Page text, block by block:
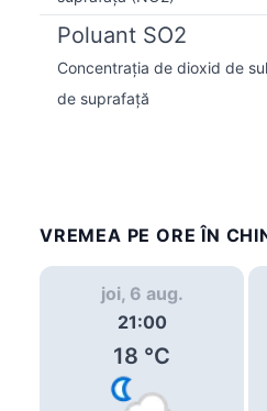
Poluant SO2
Concentrația de dioxid de
de suprafață
VREMEA PE ORE ÎN
joi, 6 aug.
21:00
18 °C